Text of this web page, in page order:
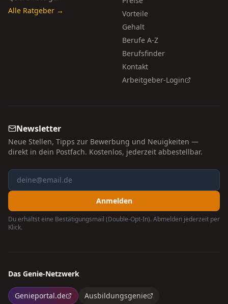
Alle Ratgeber →
Vorteile
Gehalt
Berufe A-Z
Berufsfinder
Kontakt
Arbeitgeber-Login
Newsletter
Neue Stellen, Tipps zur Bewerbung und Neuigkeiten —
direkt in dein Postfach. Kostenlos, jederzeit abbestellbar.
Anmelden
Du erhältst eine Bestätigungsmail (Double-Opt-In). Abmelden jederzeit per
Klick.
Das Genie-Netzwerk
Genieportal.de Ausbildungsgenie